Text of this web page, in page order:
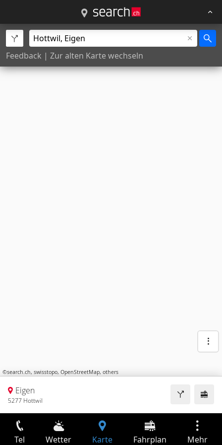
Feedback | Zur alten Karte wechseln
©search.ch, swisstopo, OpenStreetMap, others
Eigen
5277 Hottwil
Tel Wetter Karte Fahrplan Mehr